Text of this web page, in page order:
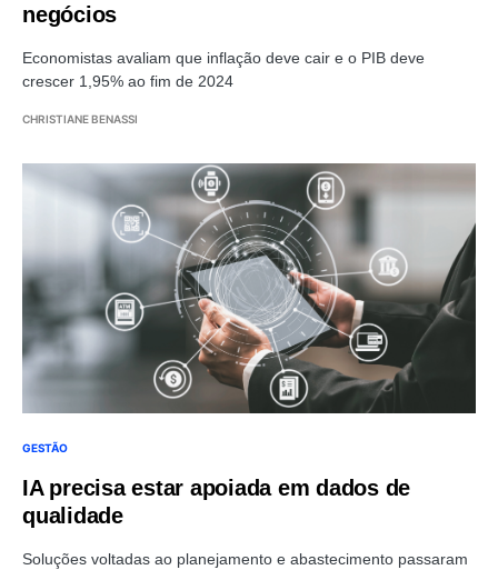
negócios
Economistas avaliam que inflação deve cair e o PIB deve
crescer 1,95% ao fim de 2024
CHRISTIANE BENASSI
GESTÃO
IA precisa estar apoiada em dados de
qualidade
Soluções voltadas ao planejamento e abastecimento passaram